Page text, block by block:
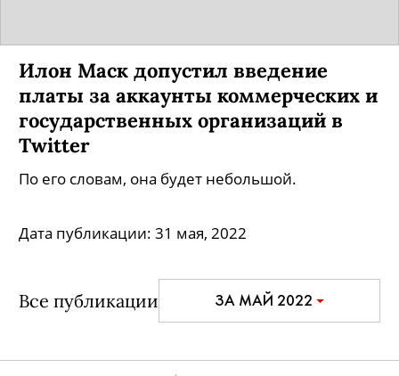
Илон Маск допустил введение
платы за аккаунты коммерческих и
государственных организаций в
Twitter
По его словам, она будет небольшой.
Дата публикации: 31 мая, 2022
Все публикации ЗА МАЙ 2022